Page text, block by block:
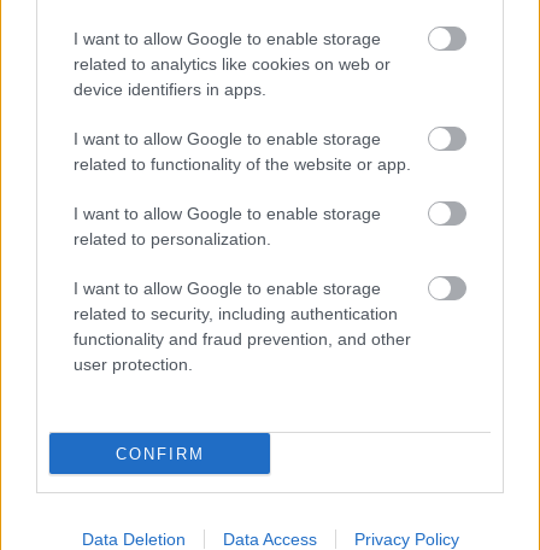
I want to allow Google to enable storage
related to analytics like cookies on web or
device identifiers in apps.
I want to allow Google to enable storage
related to functionality of the website or app.
I want to allow Google to enable storage
related to personalization.
I want to allow Google to enable storage
related to security, including authentication
functionality and fraud prevention, and other
user protection.
CONFIRM
Data Deletion Data Access Privacy Policy
Az F1-es Német Nagydíj „mindenképpen megvalósul”
Domenicali szerint
„Jó látni, hogy közel az álom” – Camara az F1-es
pletykákról